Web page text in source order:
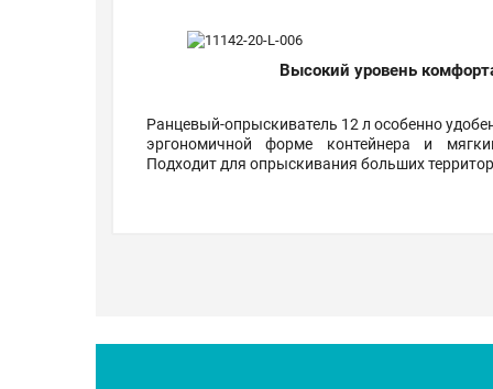
Высокий уровень
Ранцевый-опрыскиватель 12 л особенно
эргономичной форме контейнера и
Подходит для опрыскивания больших